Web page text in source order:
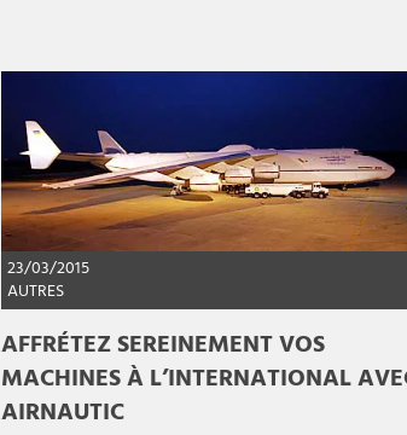
23/03/2015
AUTRES
AFFRÉTEZ SEREINEMENT VOS
MACHINES À L’INTERNATIONAL
AIRNAUTIC